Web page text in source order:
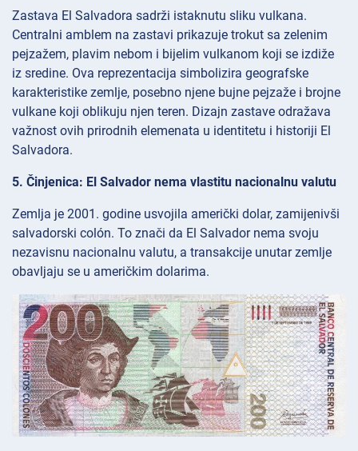
Zastava El Salvadora sadrži istaknutu sliku vulkana.
Centralni amblem na zastavi prikazuje trokut sa zelenim
pejzažem, plavim nebom i bijelim vulkanom koji se izdiže
iz sredine. Ova reprezentacija simbolizira geografske
karakteristike zemlje, posebno njene bujne pejzaže i brojne
vulkane koji oblikuju njen teren. Dizajn zastave odražava
važnost ovih prirodnih elemenata u identitetu i historiji El
Salvadora.
5. Činjenica: El Salvador nema vlastitu nacionalnu valutu
Zemlja je 2001. godine usvojila američki dolar, zamijenivši
salvadorski colón. To znači da El Salvador nema svoju
nezavisnu nacionalnu valutu, a transakcije unutar zemlje
obavljaju se u američkim dolarima.